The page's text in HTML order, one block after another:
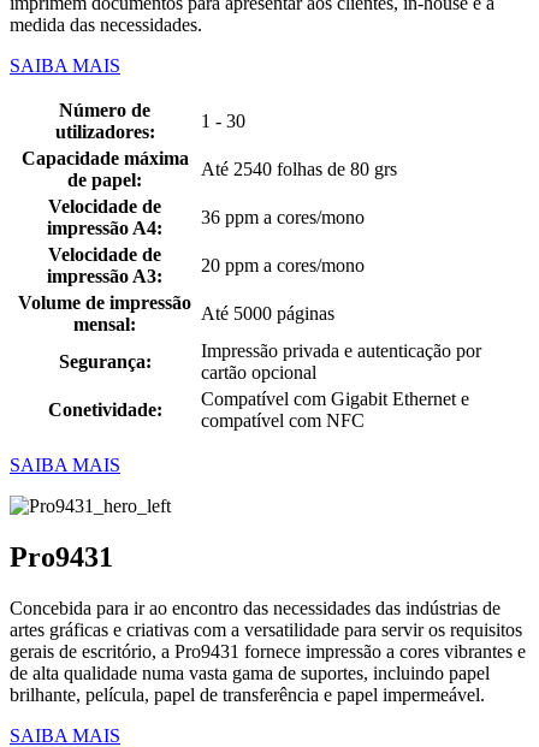
medida das necessidades.
SAIBA MAIS
Número de
utilizadores:
1 - 30
Capacidade máxima
de papel:
Até 2540 folhas de 80 grs
Velocidade de
impressão A4:
36 ppm a cores/mono
Velocidade de
impressão A3:
20 ppm a cores/mono
Volume de impressão
mensal:
Até 5000 páginas
Segurança:
Impressão privada e autenticação por
cartão opcional
Conetividade:
Compatível com Gigabit Ethernet e
compatível com NFC
SAIBA MAIS
Pro9431
Concebida para ir ao encontro das necessidades das indústrias de
artes gráficas e criativas com a versatilidade para servir os requisitos
gerais de escritório, a Pro9431 fornece impressão a cores vibrantes e
de alta qualidade numa vasta gama de suportes, incluindo papel
brilhante, película, papel de transferência e papel impermeável.
SAIBA MAIS